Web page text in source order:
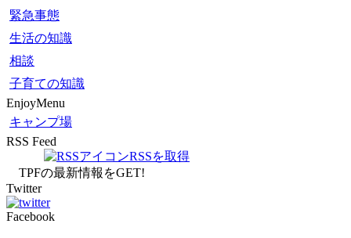
緊急事態
生活の知識
相談
子育ての知識
EnjoyMenu
キャンプ場
RSS Feed
RSSを取得
TPFの最新情報をGET!
Twitter
Facebook